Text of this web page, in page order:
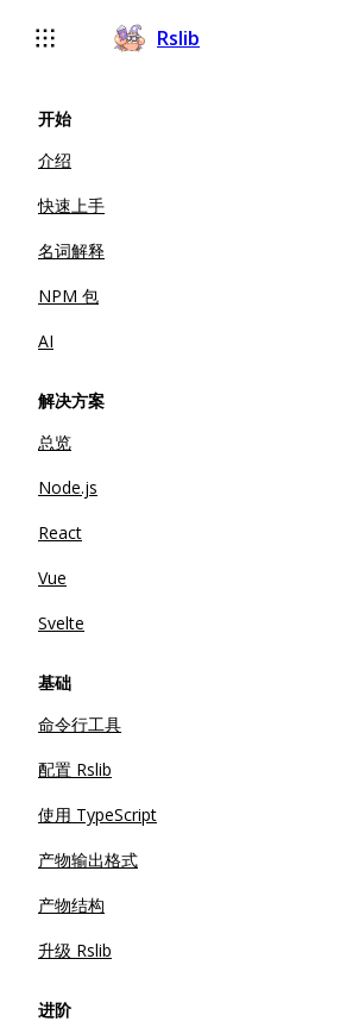
Rslib
开始
介绍
快速上手
名词解释
NPM 包
AI
解决方案
总览
Node.js
React
Vue
Svelte
基础
命令行工具
配置 Rslib
使用 TypeScript
产物输出格式
产物结构
升级 Rslib
进阶